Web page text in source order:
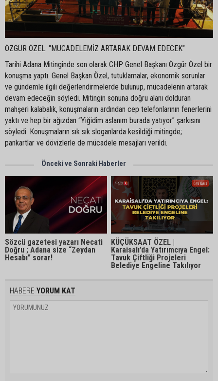
ÖZGÜR ÖZEL: “MÜCADELEMİZ ARTARAK DEVAM EDECEK”
Tarihi Adana Mitinginde son olarak CHP Genel Başkanı Özgür Özel bir
konuşma yaptı. Genel Başkan Özel, tutuklamalar, ekonomik sorunlar
ve gündemle ilgili değerlendirmelerde bulunup, mücadelenin artarak
devam edeceğin söyledi. Mitingin sonuna doğru alanı dolduran
mahşeri kalabalık, konuşmaların ardından cep telefonlarının fenerlerini
yaktı ve hep bir ağızdan “Yiğidim aslanım burada yatıyor” şarkısını
söyledi. Konuşmaların sık sık sloganlarda kesildiği mitingde;
pankartlar ve dövizlerle de mücadele mesajları verildi.
Önceki ve Sonraki Haberler
Sözcü gazetesi yazarı Necati
Doğru ; Adana size “Zeydan
Hesabı” sorar!
KÜÇÜKSAAT ÖZEL |
Karaisalı’da Yatırımcıya Engel:
Tavuk Çiftliği Projeleri
Belediye Engeline Takılıyor
HABERE YORUM KAT